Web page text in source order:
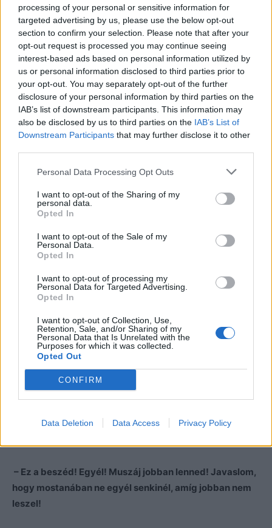
processing of your personal or sensitive information for
targeted advertising by us, please use the below opt-out
section to confirm your selection. Please note that after your
opt-out request is processed you may continue seeing
interest-based ads based on personal information utilized by
us or personal information disclosed to third parties prior to
your opt-out. You may separately opt-out of the further
disclosure of your personal information by third parties on the
IAB’s list of downstream participants. This information may
also be disclosed by us to third parties on the IAB’s List of
Downstream Participants that may further disclose it to other
Personal Data Processing Opt Outs
I want to opt-out of the Sharing of my
personal data.
Opted In
I want to opt-out of the Sale of my
Personal Data.
Opted In
I want to opt-out of processing my
Personal Data for Targeted Advertising.
Opted In
I want to opt-out of Collection, Use,
Retention, Sale, and/or Sharing of my
Personal Data that Is Unrelated with the
Purposes for which it was collected.
Opted Out
CONFIRM
Data Deletion Data Access Privacy Policy
– Nagyon, nála jobban senki nem ismer engem, és én se
őt, mert…
– Azt tudod, hogy szerelmes volt Gáborodba a gimi
alatt? – vágott a szavába a vendég.
– Jaj, ugyan már! Sokan odavoltak érte, de nem hinném,
hogy Emese is. Sose mondta, még utólag se, pedig nem
számított volna.
Kezébe fogta a kanalat, és megnyugodva tapasztalta,
kavarja fel a gyomrát. Sőt, még éhesnek is érezte magát
hirtelenjében. Alaposan végigmérte a fiút, majd
lelkifurdalása lett a viselkedése miatt.
tegnap! Pocsékul voltam. De miért annyira fontos ez az
osztálytalálkozó most?
– Az ofő rákos. Hónapjai vannak hátra…Ezért
mindannyian ott akarunk lenni, mert szerettük.
– Jaj, istenem! Mindenki rákos? Persze, hogy ott leszek,
történjen bármi! Nagyon szerettük. Mindent megtett
– Ez a beszéd! Egyél! Muszáj jobban lenned! Javaslom,
hogy mostanában ne egyél senkinél, amíg jobban nem
leszel!